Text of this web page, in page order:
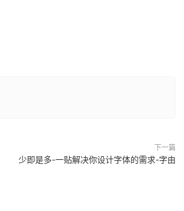
下一篇
少即是多-一贴解决你设计字体的需求-字由